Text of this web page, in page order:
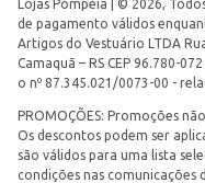
Lojas Pompéia | © 2026,
de pagamento válidos
Artigos do Vestuário LTDA
Camaquã – RS CEP 96.780-
o nº 87.345.021/0073-00 -
PROMOÇÕES: Promoções
Os descontos podem ser
são válidos para uma lista
condições nas comunicações